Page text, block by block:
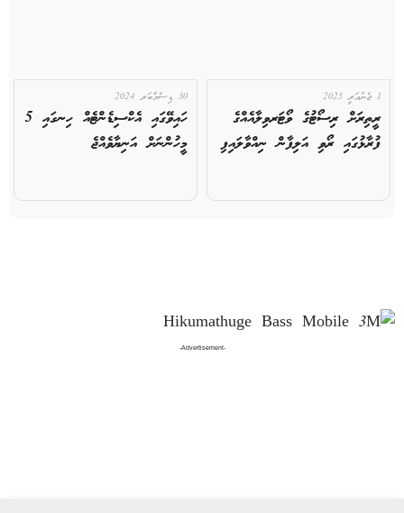
1 ޖެނުއަރީ 2025
ރީތިރަށް ރިސޯޓުގެ ވޯޓަރވިލާއެއްގެ
ފުރާޅުގައި ރޯވި އަލިފާން ނިއްވާލައިފި
30 ޑިސެމްބަރ 2024
ހައިވޭގައި އެކްސިޑެންޓެއް ހިނގައި 5
މީހުންނަށް އަނިޔާވެއްޖެ
-Advertisement-